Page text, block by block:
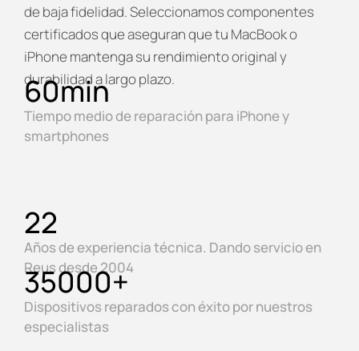
de baja fidelidad. Seleccionamos componentes
certificados que aseguran que tu MacBook o
iPhone mantenga su rendimiento original y
durabilidad a largo plazo.
Tiempo medio de reparación para iPhone y
smartphones
60min
Años de experiencia técnica. Dando servicio en
Reus desde 2004
22
Dispositivos reparados con éxito por nuestros
especialistas
35000+